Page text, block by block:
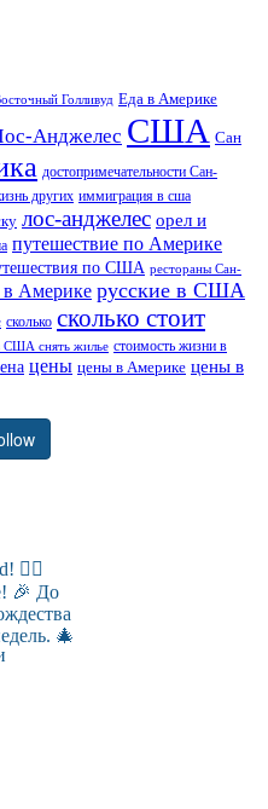
Голливуд Еда в Америке
Анджелес США Сан
достопримечательности Сан-
других иммиграция в сша
лос-анджелес орел и
путешествие по Америке
по США рестораны Сан-
в Америке русские в США
сколько сколько стоит
США снять жилье стоимость жизни в
цены цены в Америке цены в